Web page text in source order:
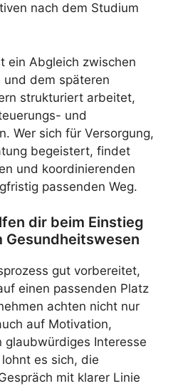
nach dem Studium
ein Abgleich zwischen
und dem späteren
strukturiert arbeitet,
und
Wer sich für Versorgung,
begeistert, findet
und koordinierenden
passenden Weg.
dir beim Einstieg
Gesundheitswesen
gut vorbereitet,
einen passenden Platz
achten nicht nur
auf Motivation,
glaubwürdiges Interesse
es sich, die
mit klarer Linie